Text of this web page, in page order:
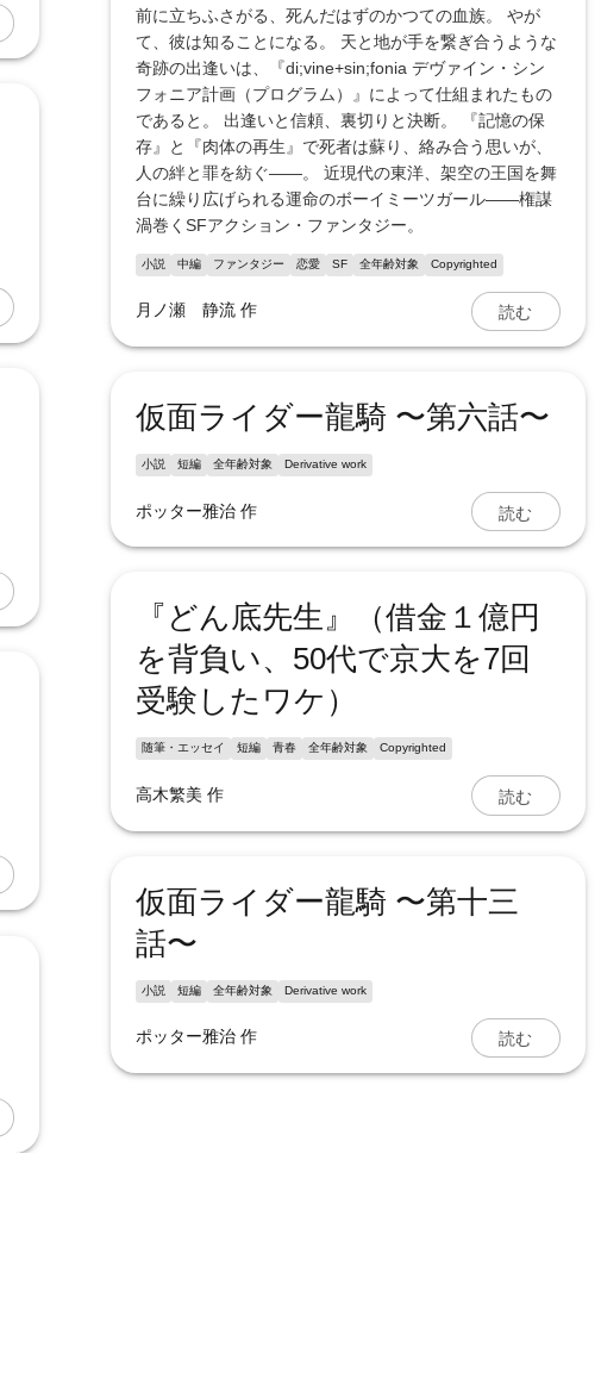
前に立ちふさがる、死んだはずのかつての血族。 やが
て、彼は知ることになる。 天と地が手を繋ぎ合うような
奇跡の出逢いは、『di;vine+sin;fonia デヴァイン・シン
フォニア計画（プログラム）』によって仕組まれたもの
であると。 出逢いと信頼、裏切りと決断。 『記憶の保
存』と『肉体の再生』で死者は蘇り、絡み合う思いが、
人の絆と罪を紡ぐ――。 近現代の東洋、架空の王国を舞
台に繰り広げられる運命のボーイミーツガール――権謀
渦巻くSFアクション・ファンタジー。
小説 中編 ファンタジー 恋愛 SF 全年齢対象 Copyrighted
月ノ瀬 静流作 読む
仮面ライダー龍騎 〜第六話〜
小説 短編 全年齢対象 Derivative work
ポッター雅治作 読む
『どん底先生』（借金１億円
を背負い、50代で京大を7回
受験したワケ）
随筆・エッセイ 短編 青春 全年齢対象 Copyrighted
高木繁美 作 読む
仮面ライダー龍騎 〜第十三
話〜
小説 短編 全年齢対象 Derivative work
ポッター雅治作 読む